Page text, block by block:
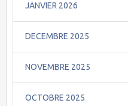
JANVIER 2026
DECEMBRE 2025
NOVEMBRE 2025
OCTOBRE 2025